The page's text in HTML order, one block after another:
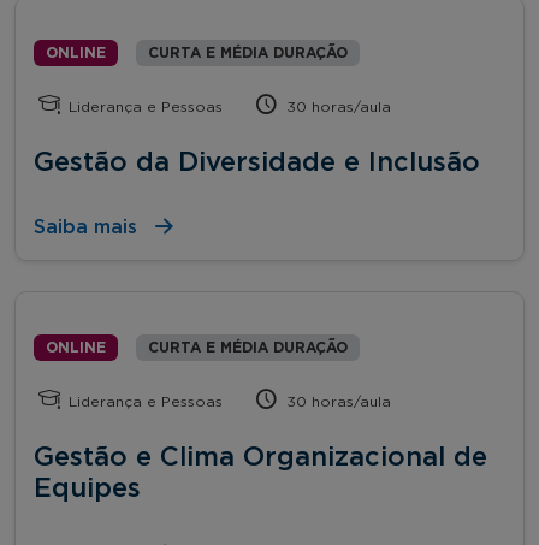
ONLINE CURTA E MÉDIA DURAÇÃO
Liderança e Pessoas 30 horas/aula
Gestão da Diversidade e Inclusão
Saiba mais
ONLINE CURTA E MÉDIA DURAÇÃO
Liderança e Pessoas 30 horas/aula
Gestão e Clima Organizacional de
Equipes